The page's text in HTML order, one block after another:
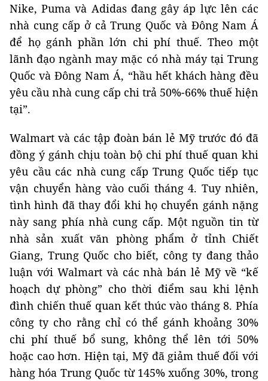
Nike, Puma và Adidas đang gây áp lực lên các
nhà cung cấp ở cả Trung Quốc và Đông Nam Á
để họ gánh phần lớn chi phí thuế. Theo một
lãnh đạo ngành may mặc có nhà máy tại Trung
Quốc và Đông Nam Á, “hầu hết khách hàng đều
yêu cầu nhà cung cấp chi trả 50%-66% thuế hiện
tại”.
Walmart và các tập đoàn bán lẻ Mỹ trước đó đã
đồng ý gánh chịu toàn bộ chi phí thuế quan khi
yêu cầu các nhà cung cấp Trung Quốc tiếp tục
vận chuyển hàng vào cuối tháng 4. Tuy nhiên,
tình hình đã thay đổi khi họ chuyển gánh nặng
này sang phía nhà cung cấp. Một nguồn tin từ
nhà sản xuất văn phòng phẩm ở tỉnh Chiết
Giang, Trung Quốc cho biết, công ty đang thảo
luận với Walmart và các nhà bán lẻ Mỹ về “kế
hoạch dự phòng” cho thời điểm sau khi lệnh
đình chiến thuế quan kết thúc vào tháng 8. Phía
công ty cho rằng chỉ có thể gánh khoảng 30%
chi phí thuế bổ sung, không thể lên tới 50%
hoặc cao hơn. Hiện tại, Mỹ đã giảm thuế đối với
hàng hóa Trung Quốc từ 145% xuống 30%, trong